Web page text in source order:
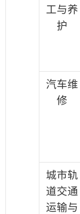
工与养
护
汽车维
修
城市轨
道交通
运输与